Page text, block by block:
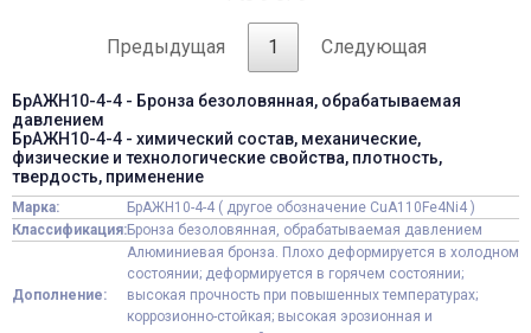
Предыдущая 1 Следующая
БрАЖН10-4-4 - Бронза безоловянная, обрабатываемая
давлением
БрАЖН10-4-4 - химический состав, механические,
физические и технологические свойства, плотность,
твердость, применение
Марка:
БрАЖН10-4-4 ( другое обозначение CuA110Fe4Ni4 )
Классификация:Бронза безоловянная, обрабатываемая давлением
Дополнение:
Алюминиевая бронза. Плохо деформируется в холодном
состоянии; деформируется в горячем состоянии;
высокая прочность при повышенных температурах;
коррозионно-стойкая; высокая эрозионная и